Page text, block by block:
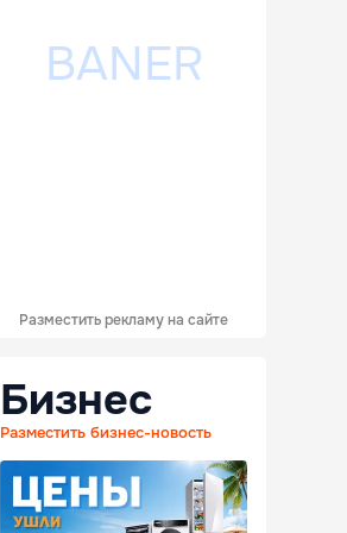
Разместить рекламу на сайте
Бизнес
Разместить бизнес-новость